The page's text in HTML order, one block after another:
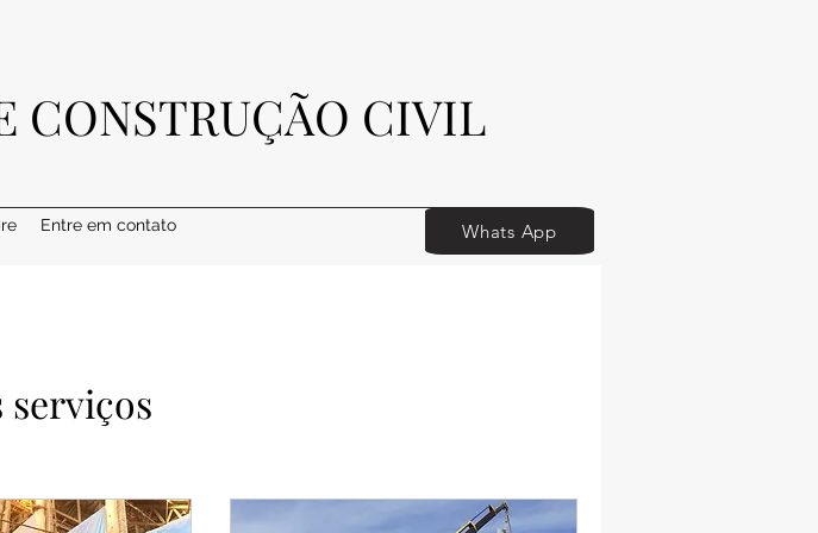
CONSTRUÇÃO CIVIL
Entre em contato Whats App
serviços